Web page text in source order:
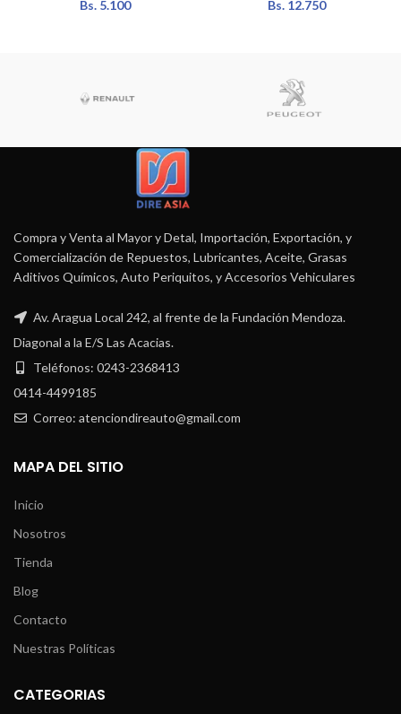
Bs.5.100 Bs.12.750
Compra y Venta al Mayor y Detal, Importación, Exportación, y
Comercialización de Repuestos, Lubricantes, Aceite, Grasas
Aditivos Químicos, Auto Periquitos, y Accesorios Vehiculares
Av. Aragua Local 242, al frente de la Fundación Mendoza.
Diagonal a la E/S Las Acacias.
Teléfonos: 0243-2368413
0414-4499185
Correo: atenciondireauto@gmail.com
MAPA DEL SITIO
Inicio
Nosotros
Tienda
Blog
Contacto
Nuestras Políticas
CATEGORIAS